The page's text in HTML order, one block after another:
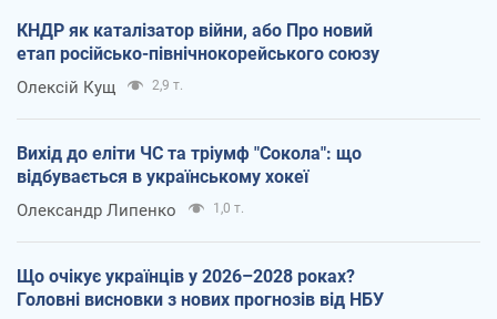
КНДР як каталізатор війни, або Про новий
етап російсько-північнокорейського союзу
Олексій Кущ 2,9 т.
Вихід до еліти ЧС та тріумф "Сокола": що
відбувається в українському хокеї
Олександр Липенко 1,0 т.
Що очікує українців у 2026–2028 роках?
Головні висновки з нових прогнозів від НБУ